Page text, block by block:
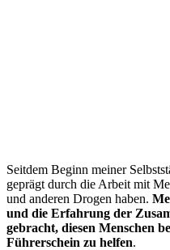
Seitdem Beginn meiner
geprägt durch die Arbeit mit
und anderen Drogen haben.
und die Erfahrung der
gebracht, diesen Menschen
Führerschein zu helfen.